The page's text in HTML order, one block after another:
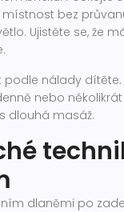
bez
Ujistěte se, že
podle nálady dítěte.
nebo
dlouhá masáž.
dlaněmi po